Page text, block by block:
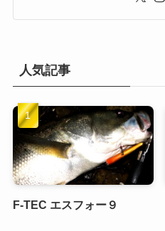
人気記事
F-TEC エスフォー９